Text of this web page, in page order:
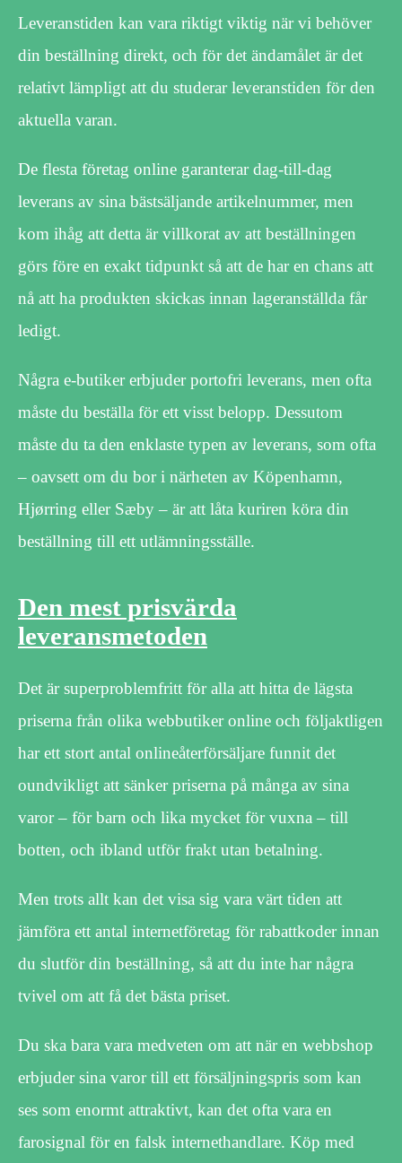
Leveranstiden kan vara riktigt viktig när vi behöver
din beställning direkt, och för det ändamålet är det
relativt lämpligt att du studerar leveranstiden för den
aktuella varan.
De flesta företag online garanterar dag-till-dag
leverans av sina bästsäljande artikelnummer, men
kom ihåg att detta är villkorat av att beställningen
görs före en exakt tidpunkt så att de har en chans att
nå att ha produkten skickas innan lageranställda får
ledigt.
Några e-butiker erbjuder portofri leverans, men ofta
måste du beställa för ett visst belopp. Dessutom
måste du ta den enklaste typen av leverans, som ofta
– oavsett om du bor i närheten av Köpenhamn,
Hjørring eller Sæby – är att låta kuriren köra din
beställning till ett utlämningsställe.
Den mest prisvärda
leveransmetoden
Det är superproblemfritt för alla att hitta de lägsta
priserna från olika webbutiker online och följaktligen
har ett stort antal onlineåterförsäljare funnit det
oundvikligt att sänker priserna på många av sina
varor – för barn och lika mycket för vuxna – till
botten, och ibland utför frakt utan betalning.
Men trots allt kan det visa sig vara värt tiden att
jämföra ett antal internetföretag för rabattkoder innan
du slutför din beställning, så att du inte har några
tvivel om att få det bästa priset.
Du ska bara vara medveten om att när en webbshop
erbjuder sina varor till ett försäljningspris som kan
ses som enormt attraktivt, kan det ofta vara en
farosignal för en falsk internethandlare. Köp med